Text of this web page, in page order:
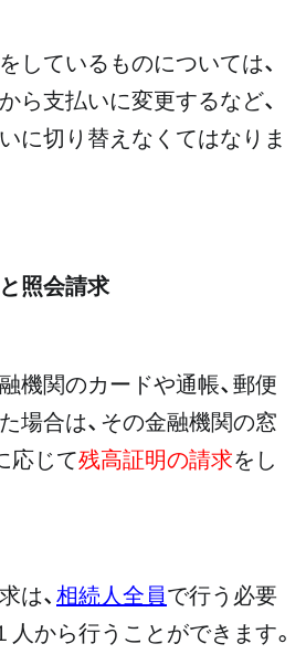
しているものについては、
ら支払いに変更するなど、
に切り替えなくてはなりま
照会請求
機関のカードや通帳、郵便
場合は、その金融機関の窓
応じて残高証明の請求をし
は、相続人全員で行う必要
人から行うことができます。